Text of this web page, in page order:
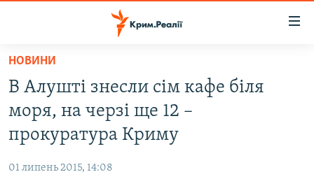
Перейти
основного
матеріалу
Перейти
до
основної
ВОДА.КРИМ
ВІДЕО ТА ФОТО
БЛОГИ
НОВИНИ
В Алушті знесли сім кафе біля
моря, на черзі ще 12 –
прокуратура Криму
01 липень 2015, 14:08